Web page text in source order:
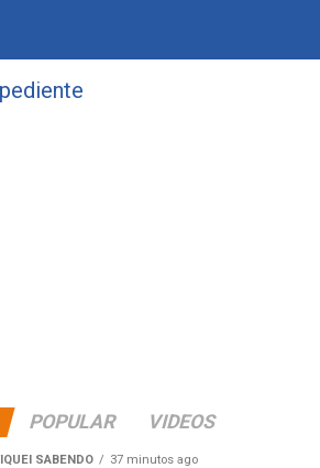
POPULAR VIDEOS
SABENDO 37 minutos ago